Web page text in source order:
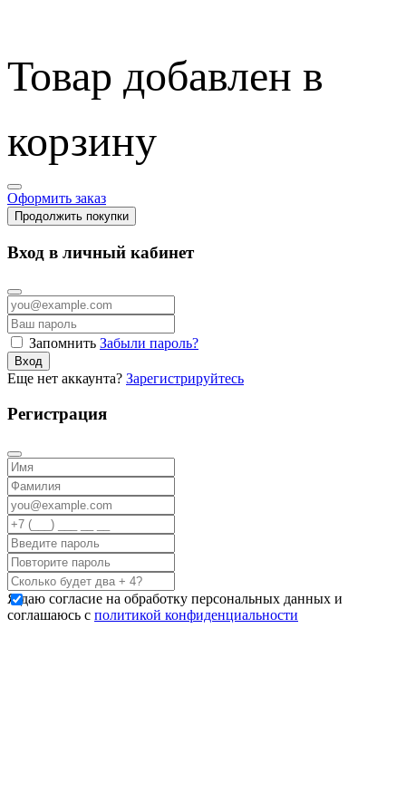
Товар добавлен в
корзину
Оформить заказ
Продолжить покупки
Вход в личный кабинет
Запомнить Забыли пароль?
Вход
Еще нет аккаунта? Зарегистрируйтесь
Регистрация
Я даю согласие на обработку персональных данных и
соглашаюсь с политикой конфиденциальности